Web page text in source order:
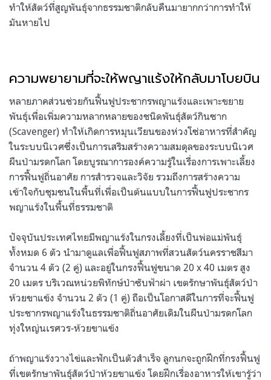
ทำให้สัตว์ที่สูญพันธุ์จากธรรมชาติกลับคืนมายากกว่าการทำให้
มันหายไป
ความพยายามที่จะให้พญาแร้งให้กลับมาโบยบิน
หลายภาคส่วนช่วยกันฟื้นฟูประชากรพญาแร้งและเพาะขยาย
พันธุ์เพื่อเพิ่มความหลากหลายของชนิดพันธุ์สัตว์กินซาก
(Scavenger) ทำให้เกิดการหมุนเวียนของห่วงโซ่อาหารที่สำคัญ
ในระบบนิเวศซึ่งเป็นการเสริมสร้างความสมดุลของระบบนิเวศ
ผืนป่ามรดกโลก โดยบูรณาการองค์ความรู้ในเรื่องการเพาะเลี้ยง
การฟื้นฟูถิ่นอาศัย การสำรวจและวิจัย รวมถึงการสร้างความ
เข้าใจกับชุมชนในพื้นที่เพื่อเป็นต้นแบบในการฟื้นฟูประชากร
พญาแร้งในพื้นที่ธรรมชาติ
ปัจจุบันประเทศไทยมีพญาแร้งในกรงเลี้ยงที่เป็นพ่อแม่พันธุ์
ทั้งหมด 6 ตัว นำมาดูแลเพื่อฟื้นฟูสภาพที่สวนสัตว์นครราชสีมา
จำนวน 4 ตัว (2 คู่) และอยู่ในกรงฟื้นฟูขนาด 20 x 40 เมตร สูง
20 เมตร บริเวณหน่วยพิทักษ์ป่าซับฟ้าผ่า เขตรักษาพันธุ์สัตว์ป่า
ห้วยขาแข้ง จำนวน 2 ตัว (1 คู่) ถือเป็นโอกาสดีในการที่จะฟื้นฟู
ประชากรพญาแร้งในธรรมชาติถิ่นอาศัยเดิมในผืนป่ามรดกโลก
ทุ่งใหญ่นเรศวร-ห้วยขาแข้ง
ถ้าพญาแร้งวางไข่และฟักเป็นตัวสำเร็จ ลูกนกจะถูกฝึกที่กรงฟื้นฟู
ที่เขตรักษาพันธุ์สัตว์ป่าห้วยขาแข้ง โดยฝึกเรื่องอาหารให้เขารู้ว่า